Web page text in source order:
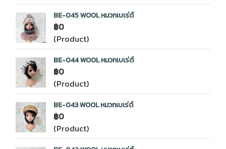
BE-045 WOOL หมวกเบเร่ต์
฿0
(Product)
BE-044 WOOL หมวกเบเร่ต์
฿0
(Product)
BE-043 WOOL หมวกเบเร่ต์
฿0
(Product)